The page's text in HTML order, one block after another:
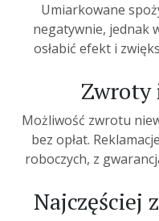
Umiarkowane
negatywnie, jednak
osłabić efekt i
Zwroty
Możliwość zwrotu
bez opłat.
roboczych, z
Najczęściej